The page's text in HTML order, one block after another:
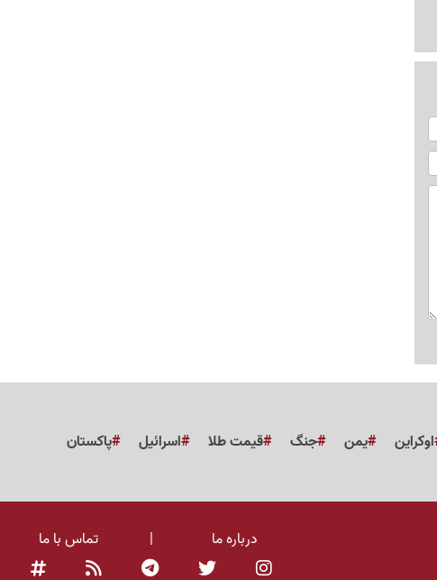
اوکراین یمن جنگ قیمت طلا اسرائیل
پاکستان
درباره ما | تماس با ما